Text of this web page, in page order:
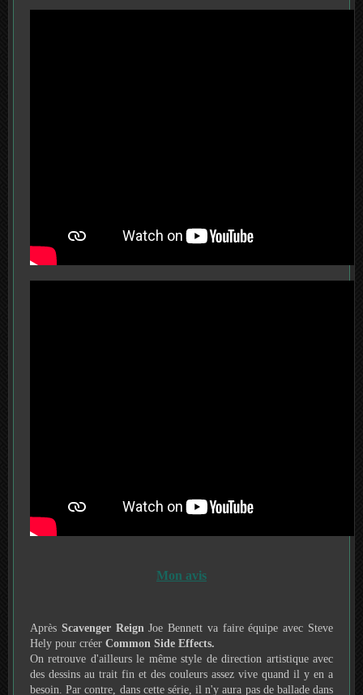
Mon avis
Après Scavenger Reign Joe Bennett va faire équipe avec Steve
Hely pour créer Common Side Effects.
On retrouve d'ailleurs le même style de direction artistique avec
des dessins au trait fin et des couleurs assez vive quand il y en a
besoin. Par contre, dans cette série, il n'y aura pas de ballade dans